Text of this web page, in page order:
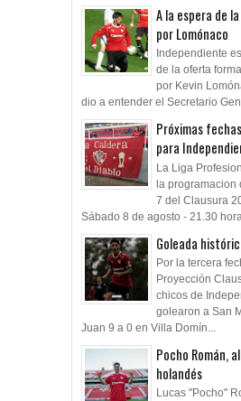
A la espera de
por Lomónaco
Independiente
de la oferta
por Kevin
dio a entender el Secretario
Próximas
para
La Liga
la programacion
7 del Clausura
Sábado 8 de agosto - 21.30
Goleada
Por la tercera
Proyección
chicos de
golearon a San
Juan 9 a 0 en Villa Domín...
Pocho Román,
holandés
Lucas "Pocho"